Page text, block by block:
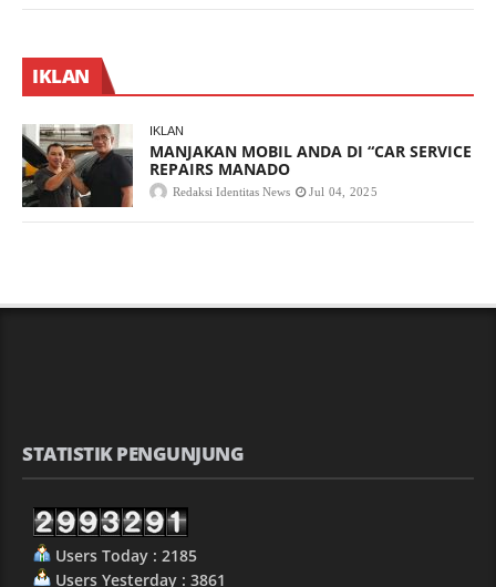
IKLAN
IKLAN
MANJAKAN MOBIL ANDA DI “CAR SERVICE
REPAIRS MANADO
Redaksi Identitas News Jul 04, 2025
STATISTIK PENGUNJUNG
Users Today : 2185
Users Yesterday : 3861